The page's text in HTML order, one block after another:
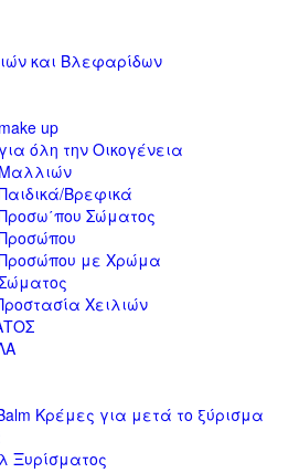
και Βλεφαρίδων
up
όλη την Οικογένεια
Βρεφικά
Σώματος
με Χρώμα
Χειλιών
Κρέμες για μετά το ξύρισμα
Ξυρίσματος